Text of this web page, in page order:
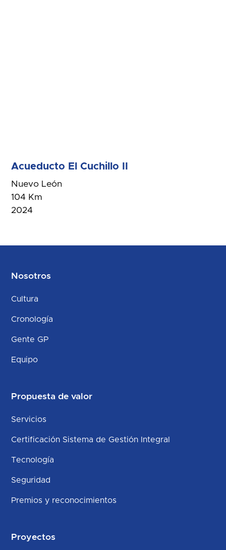
Acueducto El Cuchillo II
Nuevo León
104 Km
2024
Nosotros
Cultura
Cronología
Gente GP
Equipo
Propuesta de valor
Servicios
Certificación Sistema de Gestión Integral
Tecnología
Seguridad
Premios y reconocimientos
Proyectos